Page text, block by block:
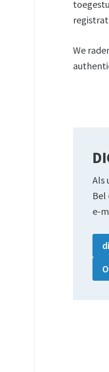
We
Als
e-